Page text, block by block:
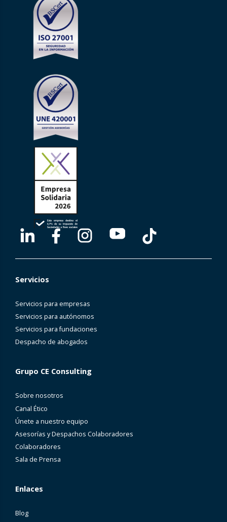
Servicios
Servicios para empresas
Servicios para autónomos
Servicios para fundaciones
Despacho de abogados
Grupo CE Consulting
Sobre nosotros
Canal Ético
Únete a nuestro equipo
Asesorías y Despachos Colaboradores
Colaboradores
Sala de Prensa
Enlaces
Blog